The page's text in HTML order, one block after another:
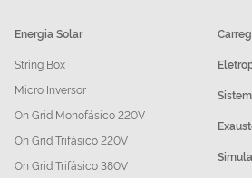
Energia Solar
String Box
Micro Inversor
On Grid Monofásico 220V
On Grid Trifásico 220V
On Grid Trifásico 380V